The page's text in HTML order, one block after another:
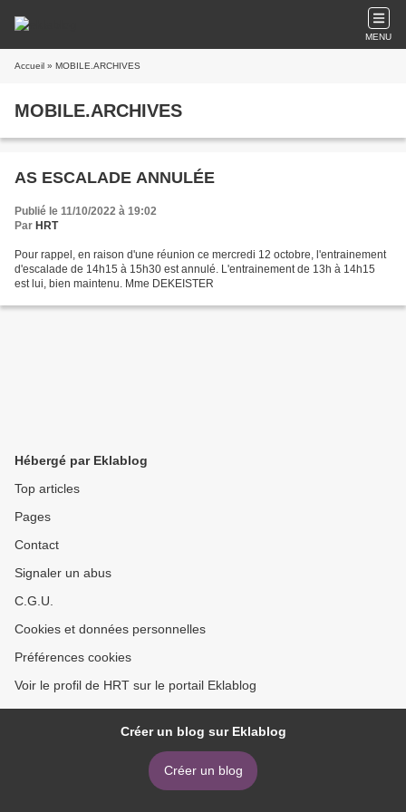
MENU
Accueil » MOBILE.ARCHIVES
MOBILE.ARCHIVES
AS ESCALADE ANNULÉE
Publié le 11/10/2022 à 19:02
Par HRT
Pour rappel, en raison d'une réunion ce mercredi 12 octobre, l'entrainement
d'escalade de 14h15 à 15h30 est annulé. L'entrainement de 13h à 14h15
est lui, bien maintenu. Mme DEKEISTER
Hébergé par Eklablog
Top articles
Pages
Contact
Signaler un abus
C.G.U.
Cookies et données personnelles
Préférences cookies
Voir le profil de HRT sur le portail Eklablog
Créer un blog sur Eklablog
Créer un blog